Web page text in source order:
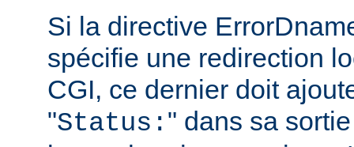
Si la directive
spécifie une redirection
CGI, ce dernier doit
"Status: " dans sa